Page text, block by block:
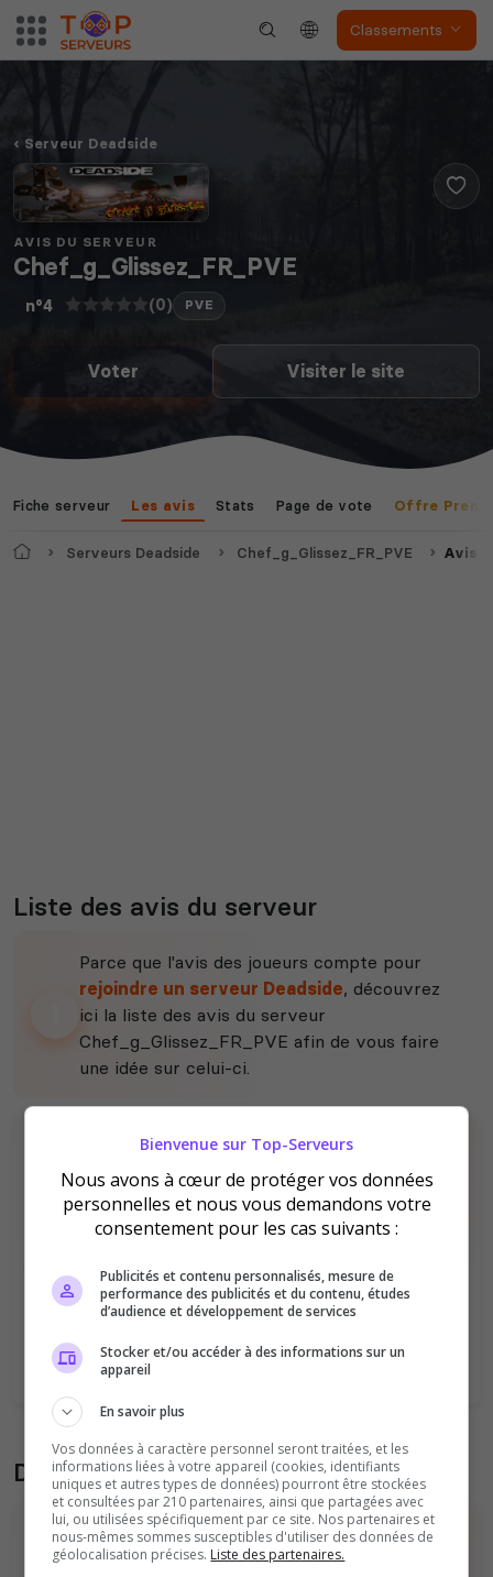
Classements
The Front Atlas
Dune Awakening
Squad
Neverwinter
Nights
Serveur Deadside
AVIS DU SERVEUR
Chef_g_Glissez_FR_PVE
n°4 (0) PVE
Voter Visiter le site
Fiche serveur Les avis Stats Page de vote Offre
AccueilServeurs Deadside Chef_g_Glissez_FR_PVE Avis
Liste des avis du serveur
Parce que l'avis des joueurs compte pour
rejoindre un serveur Deadside, découvrez
ici la liste des avis du serveur
Chef_g_Glissez_FR_PVE afin de vous faire
une idée sur celui-ci.
Il n'y a pas encore d'avis sur ce serveur.
Qualité
Staff du serveur
Donner son avis sur le serveur
Bienvenue sur Top-Serveurs
Nous avons à cœur de protéger vos données
personnelles et nous vous demandons votre
consentement pour les cas suivants :
Publicités et contenu personnalisés, mesure de
performance des publicités et du contenu, études
d’audience et développement de services
Stocker et/ou accéder à des informations sur un
appareil
En savoir plus
Vos données à caractère personnel seront traitées, et les
informations liées à votre appareil (cookies, identifiants
uniques et autres types de données) pourront être stockées
et consultées par 210 partenaires, ainsi que partagées avec
lui, ou utilisées spécifiquement par ce site. Nos partenaires et
nous-mêmes sommes susceptibles d'utiliser des données de
géolocalisation précises. Liste des partenaires.